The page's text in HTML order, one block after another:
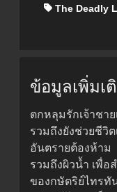
The Deadly
ข้อมูลเพิ่มเ
ตกหลุมรักเจ้าชา
รวมถึงยังช่วยชีวิ
อันตรายต้องห้าม
รวมถึงผิวน้ำ เพื่อ
ของกษัตริย์ไทรทั